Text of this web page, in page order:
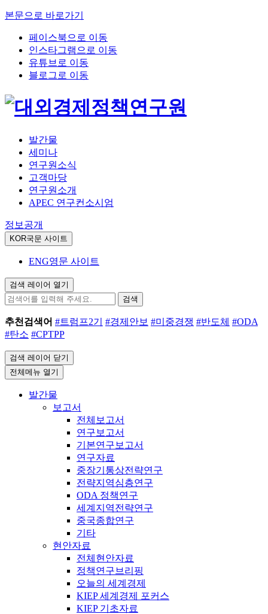
본문으로 바로가기
페이스북으로 이동
인스타그램으로 이동
유튜브로 이동
블로그로 이동
발간물
세미나
연구원소식
고객마당
연구원소개
APEC 연구컨소시엄
정보공개
KOR국문 사이트
ENG영문 사이트
검색 레이어 열기
검색
추천검색어 #트럼프2기 #경제안보 #미중경쟁 #반도체 #ODA
#탄소 #CPTPP
검색 레이어 닫기
전체메뉴 열기
발간물
보고서
전체보고서
연구보고서
기본연구보고서
연구자료
중장기통상전략연구
전략지역심층연구
ODA 정책연구
세계지역전략연구
중국종합연구
기타
현안자료
전체현안자료
정책연구브리핑
오늘의 세계경제
KIEP 세계경제 포커스
KIEP 기초자료